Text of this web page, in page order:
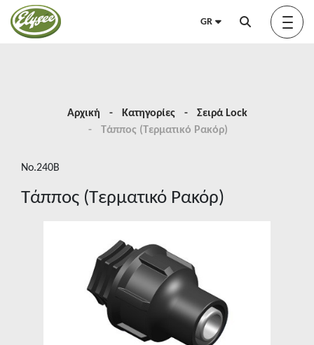
GR
Προφίλ
Green Elysée
Πληροφορίες
Αρχική Κατηγορίες
Σειρά Lock
Τάππος (Τερματικό Ρακόρ)
No.240B
Τάππος (Τερματικό Ρακόρ)